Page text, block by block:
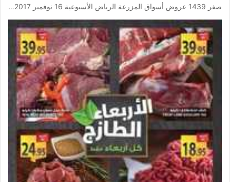
صفر 1439 عروض أسواق المزرعة الرياض الأسبوعية 16 نوفمبر 2017…